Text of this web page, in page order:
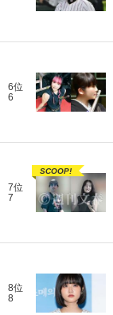
6位
6
7位
7
SCOOP!
8位
8